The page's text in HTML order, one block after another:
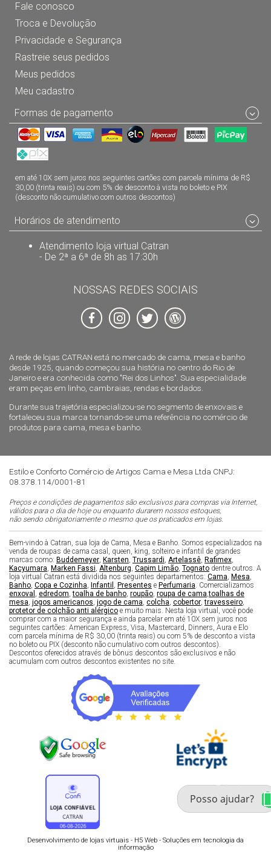
A rede de lojas CATRAN está no mercado de cama, mesa e banho
desde 1925, quando começou sua história no centro do Rio de
Janeiro e era conhecida como "Rei dos Linhos". Sua especialidade
eram peças em linho, cambraias, rendas e bordados.
Durante sua trajetória especializou-se no segmento de enxovais e
fortaleceu sua marca tornando-se uma referência no comércio de
produtos para cama, mesa e banho.
Fale conosco
Troca e Devolução
Privacidade e Segurança
Rastreie seus pedidos
Meus pedidos
Meu cadastro
Formas de pagamento
em até 10X sem juros nos seguintes cartões com parcela mínima de R$
30,00 (trinta reais) ou com 5% de desconto à vista no boleto e PIX
(desconto não cumulativo com outros descontos)
Horários de atendimento
Atendimento loja virtual Catran
- De 2ª a 6ª de 8h as 17:30h
NOSSAS REDES SOCIAIS
Estilo e Conforto Comércio de Artigos Cama e Mesa Ltda CNPJ:
08.378.114/0001-81
Preços e condições de pagamentos são exclusivos para compras via Internet,
válidos para o dia de hoje ou enquanto durarem nossos estoques,
não sendo obrigatoriamente o mesmo que os praticados em lojas.
Bem-vindo à Catran, sua loja de Cama, Mesa e Banho. Somos especializados na
venda de roupas de cama casal, queen, king, solteiro e infantil de grandes
marcas como: Buddemeyer, Karsten, Trussardi, Artelassê, Rafimex,
Kacyumara, Marken Fassi, Altenburg, Capim Limão, Tognato dentre outros. A
loja virtual Catran está dividida nos seguintes departamentos: Cama, Mesa,
Banho, Copa e Cozinha, Infantil , Presentes e Perfumaria. Comercializamos
enxoval , edredom,toalha de banho, roupão, roupa de cama,toalhas de
mesa, jogos americanos, jogo de cama, colcha, cobertor,travesseiro,
protetor de colchão anti alérgico e muito mais. Nesta loja virtual, você pode
comprar com a maior segurança e ainda parcelar em até 10X sem juros nos
seguintes cartões: American Express, Visa, Mastercard, Dinners, Aura e Elo
com parcela mínima de R$ 30,00 (trinta reais) ou com 5% de desconto a vista
no boleto ou PIX (desconto não cumulativo com outros descontos).
Descontos oferecidos através de bônus descontos são exclusivos e não
acumulam com outros descontos existentes no site.
Desenvolvimento de lojas virtuais - H5 Web - Soluções em tecnologia da
informação
Fale com um especialista
enxoval